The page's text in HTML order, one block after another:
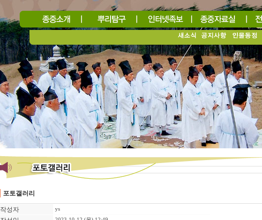
포토갤러리
작성자 ys